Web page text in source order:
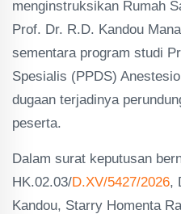
menginstruksikan Rumah
Prof. Dr. R.D. Kandou
sementara program studi
Spesialis (PPDS)
dugaan terjadinya
peserta.
Dalam surat keputusan
HK.02.03/D.XV/5427/2026,
Kandou, Starry Homenta